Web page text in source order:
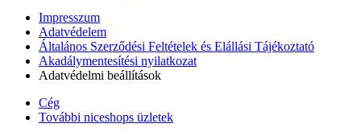
Impresszum
Adatvédelem
Általános Szerződési Feltételek és Elállási Tájékoztató
Akadálymentesítési nyilatkozat
Adatvédelmi beállítások
Cég
További niceshops üzletek